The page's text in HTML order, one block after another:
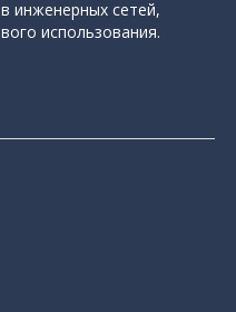
инженерных сетей,
использования.